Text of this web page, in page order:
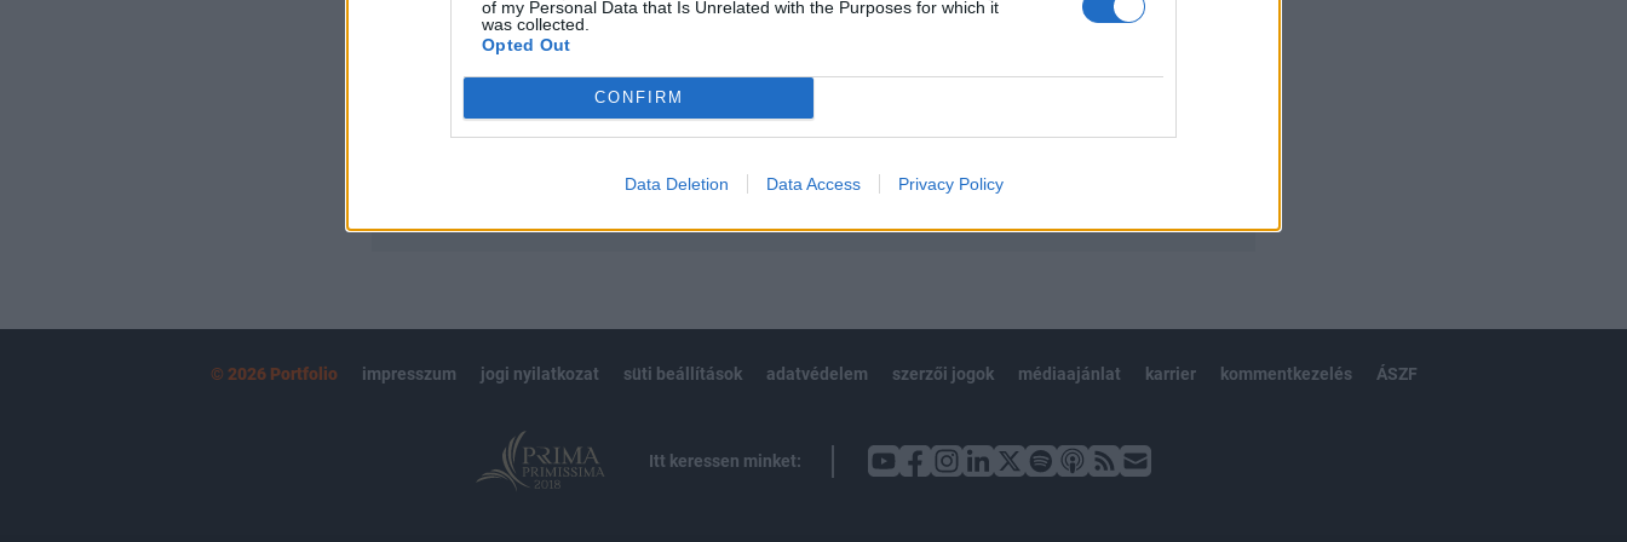
of my Personal Data that Is Unrelated with the Purposes for which it
was collected.
Opted Out
CONFIRM
Data Deletion Data Access Privacy Policy
Kötéslisták: BÉT elmúlt 2 év napon belüli
Előfizetés
© 2026 Portfolio impresszum jogi nyilatkozat süti beállítások adatvédelem szerzői jogok médiaajánlat karrier kommentkezelés ÁSZF
Itt keressen minket: